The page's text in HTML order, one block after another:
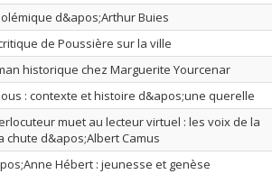
d&apos;Arthur Buies
de Poussière sur la ville
historique chez Marguerite Yourcenar
: contexte et histoire d&apos;une querelle
muet au lecteur virtuel : les voix de la
chute d&apos;Albert Camus
Hébert : jeunesse et genèse